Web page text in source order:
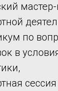
по
в